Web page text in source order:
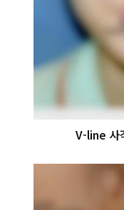
V-line 사